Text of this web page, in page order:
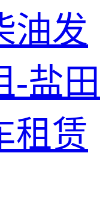
油发
-盐田
租赁